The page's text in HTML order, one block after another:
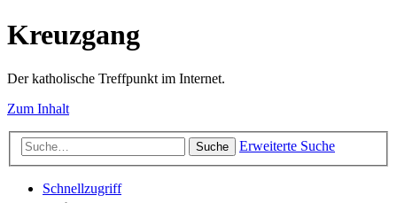
Kreuzgang
Der katholische Treffpunkt im Internet.
Zum Inhalt
Suche Erweiterte Suche
Schnellzugriff